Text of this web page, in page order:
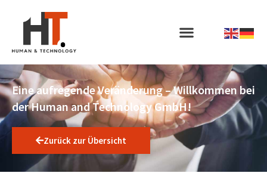
Eine aufregende Veränderung – Willkommen bei
der Human and Technology GmbH!
Zurück zur Übersicht